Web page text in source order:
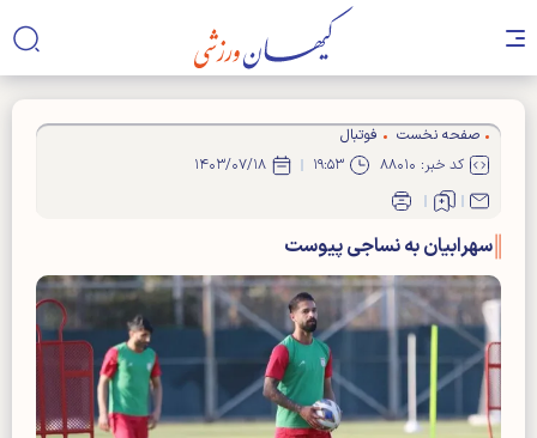
صفحه نخست
فوتبال
کد خبر: ۸۸۰۱۰
۱۹:۵۳ ۱۴۰۳/۰۷/۱۸
سهرابیان به نساجی پیوست